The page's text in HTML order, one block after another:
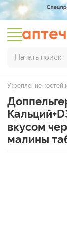
Начать поиск
Укрепление костей
вкусом
малины